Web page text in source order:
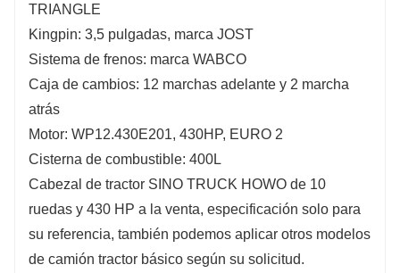
TRIANGLE
Kingpin: 3,5 pulgadas, marca JOST
Sistema de frenos: marca WABCO
Caja de cambios: 12 marchas adelante y 2 marcha
atrás
Motor: WP12.430E201, 430HP, EURO 2
Cisterna de combustible: 400L
Cabezal de tractor SINO TRUCK HOWO de 10
ruedas y 430 HP a la venta, especificación solo para
su referencia, también podemos aplicar otros modelos
de camión tractor básico según su solicitud.